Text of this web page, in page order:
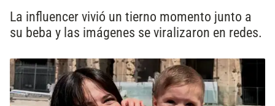
La influencer vivió un tierno momento junto a
su beba y las imágenes se viralizaron en redes.